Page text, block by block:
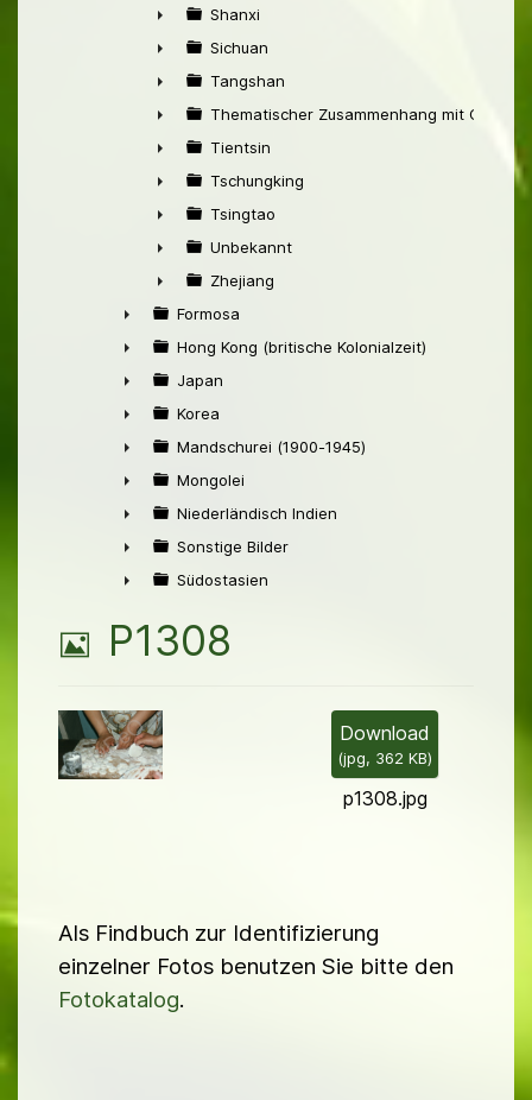
►
►
Shanxi
►
Sichuan
►
Tangshan
►
Thematischer Zusammenhang mit China
►
Tientsin
►
Tschungking
►
Tsingtao
►
Unbekannt
►
Zhejiang
►
Formosa
►
Hong Kong (britische Kolonialzeit)
►
Japan
►
Korea
►
Mandschurei (1900-1945)
►
Mongolei
►
Niederländisch Indien
►
Sonstige Bilder
Südostasien
B
l
d
P1308
Download
(jpg, 362 KB)
p1308.jpg
Als Findbuch zur Identifizierung
einzelner Fotos benutzen Sie bitte den
Fotokatalog.